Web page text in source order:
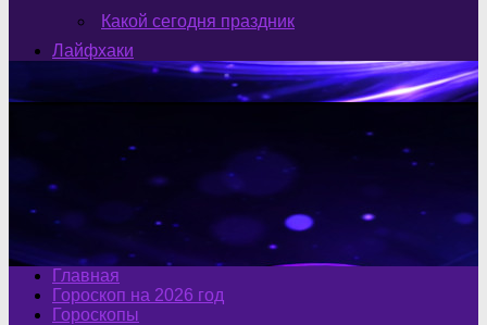
Какой сегодня праздник
Лайфхаки
Главная
Гороскоп на 2026 год
Гороскопы